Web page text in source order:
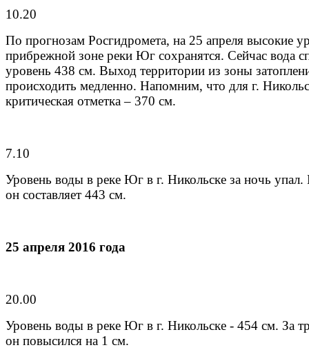
10.20
По прогнозам Росгидромета, на 25 апреля высокие
прибрежной зоне реки Юг сохранятся. Сейчас вода
уровень 438 см. Выход территории из зоны
происходить медленно. Напомним, что для г.
критическая отметка – 370 см.
7.10
Уровень воды в реке Юг в г. Никольске за ночь
он составляет 443 см.
25 апреля 2016 года
20.00
Уровень воды в реке Юг в г. Никольске - 454 см. За
он повысился на 1 см.